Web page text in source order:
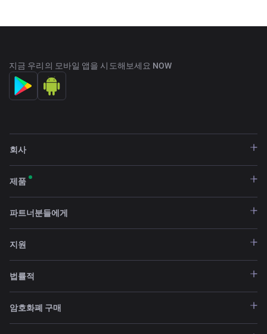
지금 우리의 모바일 앱을 시도해보세요 NOW
회사
제품
파트너분들에게
지원
법률적
암호화폐 구매